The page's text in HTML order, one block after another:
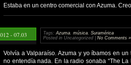
Estaba en un centro comercial con Azuma.
- 07.03 Tags: Azuma música Suramérica
Posted in Uncategorized | No Comments »
Volvía a Valparaíso. Azuma y yo íbamos en
no entendía nada. En la radio sonaba “The